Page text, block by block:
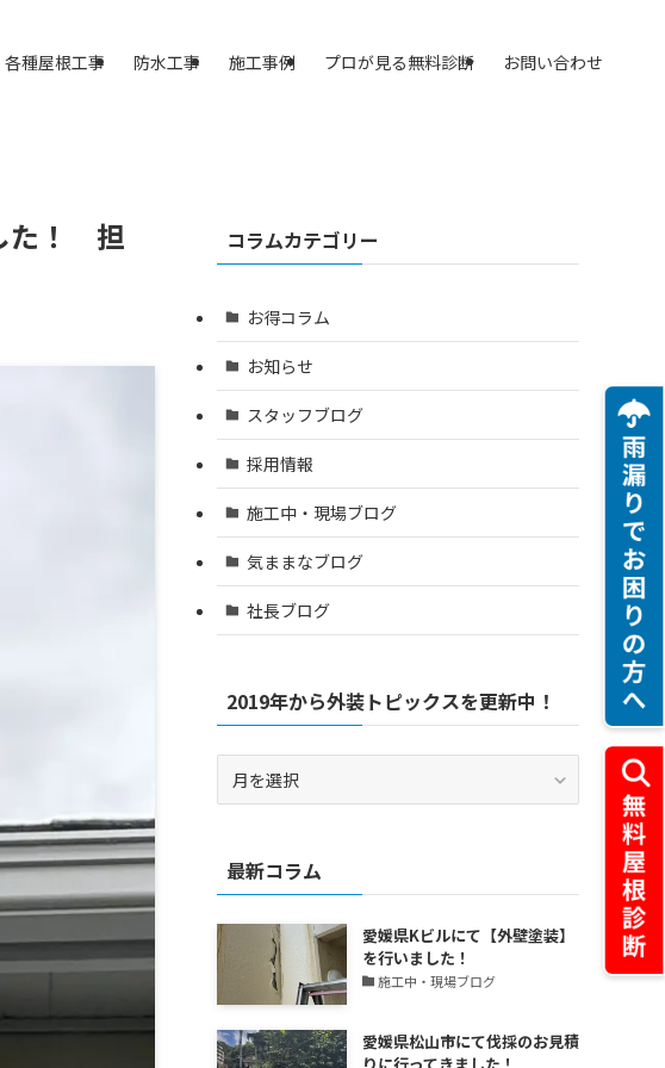
各種屋根工事 防水工事 施工事例 プロが見る無料診断 お問い合わせ
た！ 担
コラムカテゴリー
お得コラム
お知らせ
スタッフブログ
採用情報
施工中・現場ブログ
気ままなブログ
社長ブログ
2019年から外装トピックスを更新中！
外
装
ト
ピ
ッ
ク
ス
を
最新コラム
愛媛県Kビルにて【外壁塗装】
を行いました！
施工中・現場ブログ
愛媛県松山市にて伐採のお見積
りに行ってきました！